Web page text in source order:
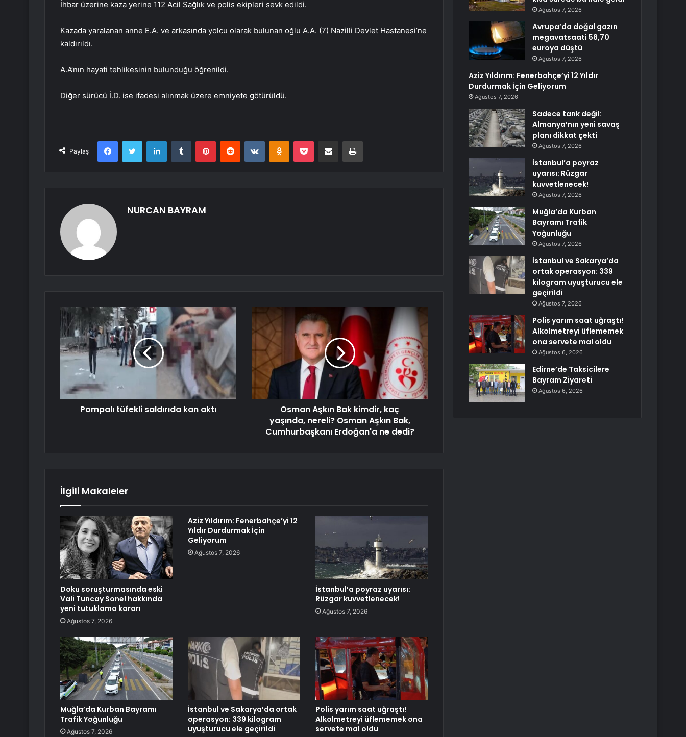
İhbar üzerine kaza yerine 112 Acil Sağlık ve polis ekipleri sevk edildi.
Kazada yaralanan anne E.A. ve arkasında yolcu olarak bulunan oğlu A.A. (7) Nazilli Devlet Hastanesi’ne
kaldırıldı.
A.A’nın hayati tehlikesinin bulunduğu öğrenildi.
Diğer sürücü İ.D. ise ifadesi alınmak üzere emniyete götürüldü.
Paylaş
FacebookTwitter LinkedInTumblr PinterestReddit VKontakteOdnoklassniki
Pocket E-Posta ile paylaş Yazdır
NURCAN BAYRAM
Pompalı tüfekli saldırıda kan aktı
Osman Aşkın Bak kimdir, kaç
yaşında, nereli? Osman Aşkın Bak,
Cumhurbaşkanı Erdoğan'a ne dedi?
İlgili Makaleler
Doku soruşturmasında eski
Vali Tuncay Sonel hakkında
yeni tutuklama kararı
Ağustos 7, 2026
Aziz Yıldırım: Fenerbahçe’yi 12
Yıldır Durdurmak İçin
Geliyorum
Ağustos 7, 2026
İstanbul’a poyraz uyarısı:
Rüzgar kuvvetlenecek!
Ağustos 7, 2026
Muğla’da Kurban Bayramı
Trafik Yoğunluğu
Ağustos 7, 2026
İstanbul ve Sakarya’da ortak
operasyon: 339 kilogram
uyuşturucu ele geçirildi
Polis yarım saat uğraştı!
Alkolmetreyi üflememek ona
servete mal oldu
Ağustos 7, 2026
Avrupa’da doğal gazın
megavatsaati 58,70
euroya düştü
Ağustos 7, 2026
Aziz Yıldırım: Fenerbahçe’yi 12 Yıldır
Durdurmak İçin Geliyorum
Ağustos 7, 2026
Sadece tank değil:
Almanya’nın yeni savaş
planı dikkat çekti
Ağustos 7, 2026
İstanbul’a poyraz
uyarısı: Rüzgar
kuvvetlenecek!
Ağustos 7, 2026
Muğla’da Kurban
Bayramı Trafik
Yoğunluğu
Ağustos 7, 2026
İstanbul ve Sakarya’da
ortak operasyon: 339
kilogram uyuşturucu ele
geçirildi
Ağustos 7, 2026
Polis yarım saat uğraştı!
Alkolmetreyi üflememek
ona servete mal oldu
Ağustos 6, 2026
Edirne’de Taksicilere
Bayram Ziyareti
Ağustos 6, 2026